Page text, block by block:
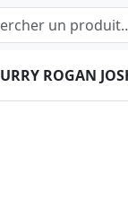
ROGAN